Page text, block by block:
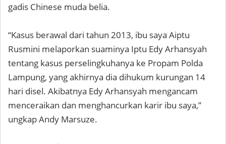
gadis Chinese muda belia.
“Kasus berawal dari tahun 2013, ibu saya Aiptu
Rusmini melaporkan suaminya Iptu Edy Arhansyah
tentang kasus perselingkuhanya ke Propam Polda
Lampung, yang akhirnya dia dihukum kurungan 14
hari disel. Akibatnya Edy Arhansyah mengancam
menceraikan dan menghancurkan karir ibu saya,”
ungkap Andy Marsuze.